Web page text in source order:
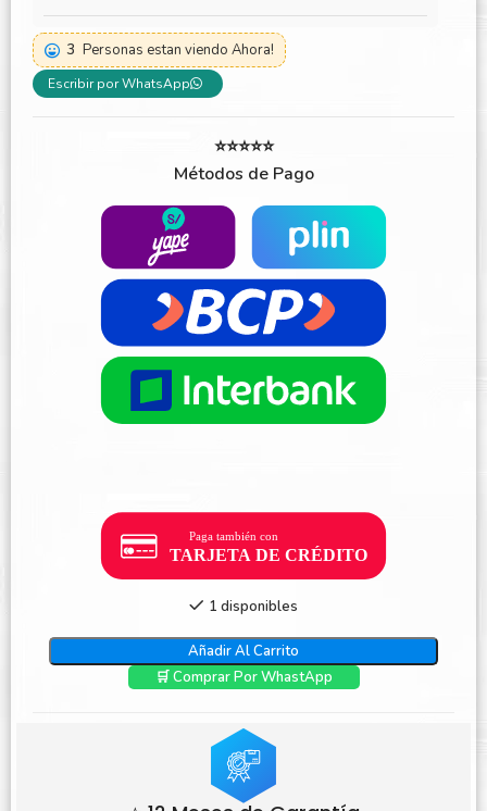
3 Personas estan viendo Ahora!
Escribir por WhatsApp
⭐⭐⭐⭐⭐
Métodos de Pago
1 disponibles
Añadir Al Carrito
🛒 Comprar Por WhastApp